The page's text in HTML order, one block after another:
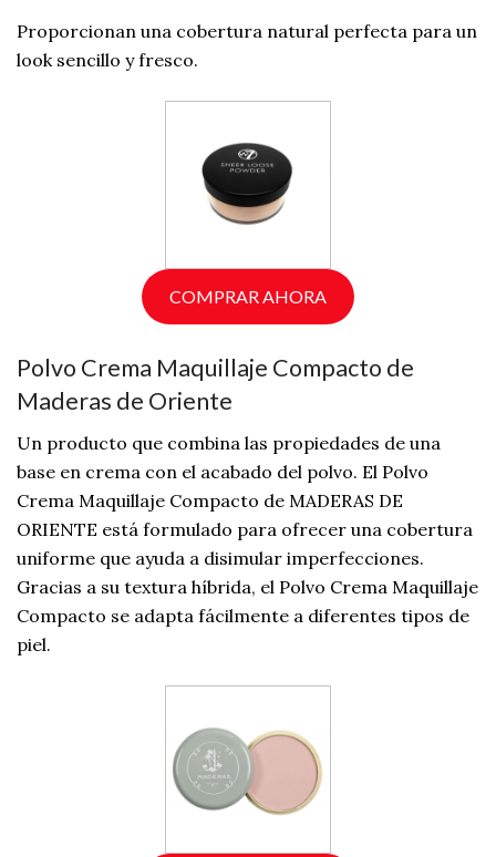
Proporcionan una cobertura natural perfecta para un
look sencillo y fresco.
COMPRAR AHORA
Polvo Crema Maquillaje Compacto de
Maderas de Oriente
Un producto que combina las propiedades de una
base en crema con el acabado del polvo. El Polvo
Crema Maquillaje Compacto de MADERAS DE
ORIENTE está formulado para ofrecer una cobertura
uniforme que ayuda a disimular imperfecciones.
Gracias a su textura híbrida, el Polvo Crema Maquillaje
Compacto se adapta fácilmente a diferentes tipos de
piel.